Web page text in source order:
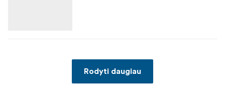
Rodyti daugiau